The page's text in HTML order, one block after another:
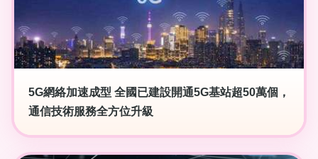
5G網絡加速成型 全國已建設開通5G基站超50萬個，
通信技術服務全方位升級